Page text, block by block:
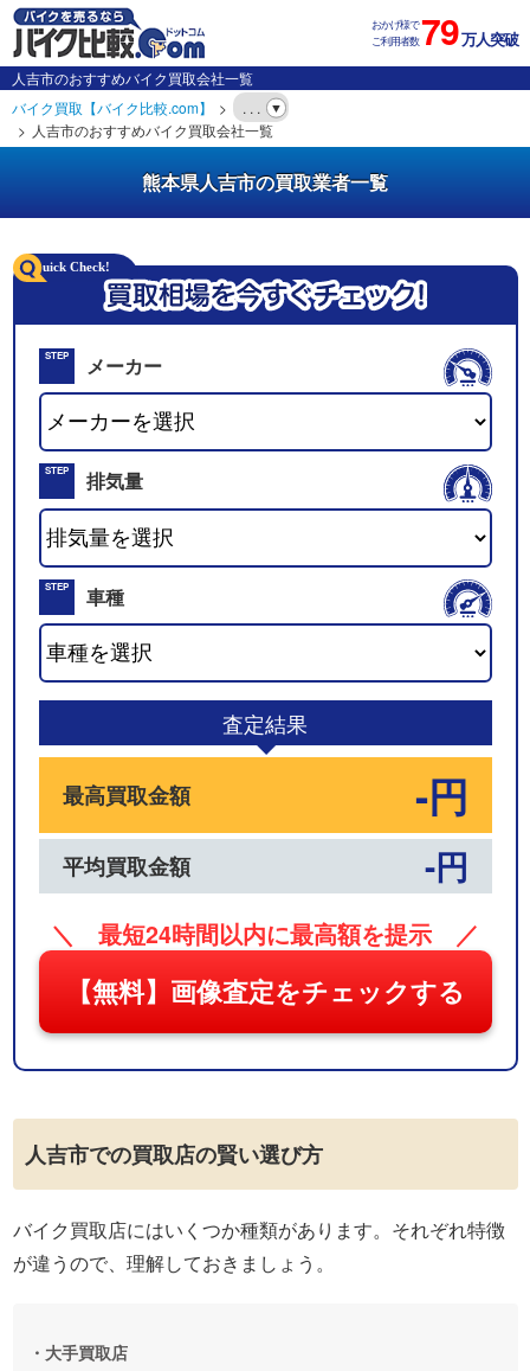
おかげ様で
ご利用者数79万人突破
人吉市のおすすめバイク買取会社一覧
バイク買取【バイク比較.com】
. . .
人吉市のおすすめバイク買取会社一覧
熊本県人吉市の買取業者一覧
STEP
01
メーカー
STEP
02
排気量
STEP
03
車種
査定結果
最高買取金額 -円
平均買取金額 -円
＼ 最短24時間以内に最高額を提示 ／
【無料】画像査定をチェックする
人吉市での買取店の賢い選び方
バイク買取店にはいくつか種類があります。それぞれ特徴
が違うので、理解しておきましょう。
・大手買取店